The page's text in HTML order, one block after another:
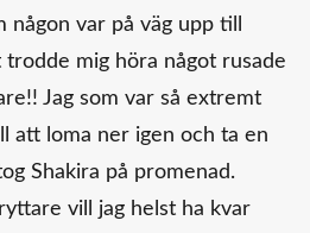
någon var på väg upp till
mig höra något rusade
Jag som var så extremt
att loma ner igen och ta en
Shakira på promenad.
vill jag helst ha kvar